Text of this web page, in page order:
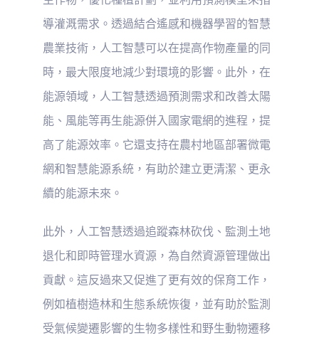
導灌溉需求。透過結合遙感和機器學習的智慧
農業技術，人工智慧可以在提高作物產量的同
時，最大限度地減少對環境的影響。此外，在
能源領域，人工智慧透過預測需求和改善太陽
能、風能等再生能源併入國家電網的進程，提
高了能源效率。它還支持在農村地區部署微電
網和智慧能源系統，有助於建立更清潔、更永
續的能源未來。
此外，人工智慧透過追蹤森林砍伐、監測土地
退化和即時管理水資源，為自然資源管理做出
貢獻。這反過來又促進了更有效的保育工作，
例如植樹造林和生態系統恢復，並有助於監測
受氣候變遷影響的生物多樣性和野生動物遷移